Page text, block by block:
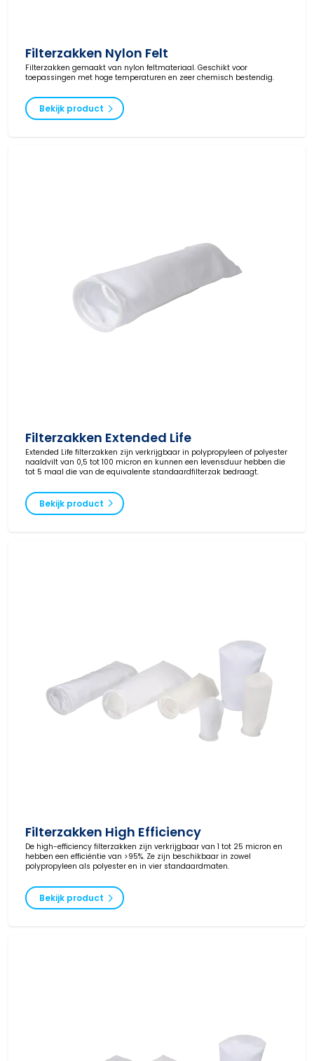
Filterzakken Nylon Felt
Filterzakken gemaakt van nylon feltmateriaal. Geschikt voor
toepassingen met hoge temperaturen en zeer chemisch bestendig.
Bekijk product
Filterzakken Extended Life
Extended Life filterzakken zijn verkrijgbaar in polypropyleen of polyester
naaldvilt van 0,5 tot 100 micron en kunnen een levensduur hebben die
tot 5 maal die van de equivalente standaardfilterzak bedraagt.
Bekijk product
Filterzakken High Efficiency
De high-efficiency filterzakken zijn verkrijgbaar van 1 tot 25 micron en
hebben een efficiëntie van >95%. Ze zijn beschikbaar in zowel
polypropyleen als polyester en in vier standaardmaten.
Bekijk product